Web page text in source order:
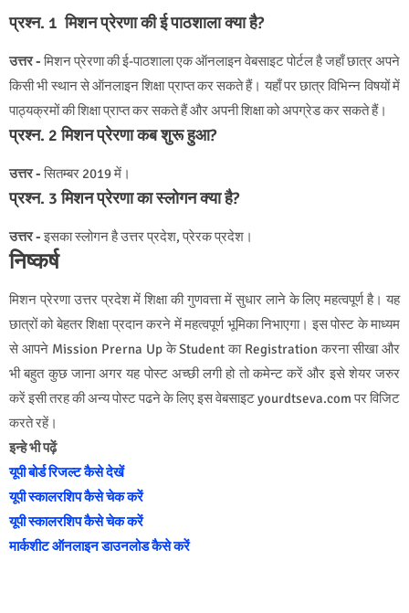
प्रश्न. 1 मिशन प्रेरणा की ई पाठशाला क्या है?
उत्तर -मिशन प्रेरणा की ई-पाठशाला एक ऑनलाइन वेबसाइट पोर्टल है जहाँ छात्र अपने
किसी भी स्थान से ऑनलाइन शिक्षा प्राप्त कर सकते हैं। यहाँ पर छात्र विभिन्न विषयों में
पाठ्यक्रमों की शिक्षा प्राप्त कर सकते हैं और अपनी शिक्षा को अपग्रेड कर सकते हैं।
प्रश्न. 2 मिशन प्रेरणा कब शुरू हुआ?
उत्तर -सितम्बर 2019 में ।
प्रश्न. 3 मिशन प्रेरणा का स्लोगन क्या है?
उत्तर -इसकास्लोगन हैउत्तर प्रदेश, प्रेरक प्रदेश ।
निष्कर्ष
मिशन प्रेरणा उत्तर प्रदेश में शिक्षा की गुणवत्ता में सुधार लाने के लिए महत्वपूर्ण है। यह
छात्रों को बेहतर शिक्षा प्रदान करने में महत्वपूर्ण भूमिका निभाएगा। इस पोस्ट के माध्यम
से आपने Mission Prerna Up के Student का Registration करना सीखा और
भी बहुत कुछ जाना अगर यह पोस्ट अच्छी लगी हो तो कमेन्ट करें और इसे शेयर जरुर
करें इसी तरह की अन्य पोस्ट पढने के लिए इस वेबसाइट yourdtseva.com पर विजिट
करते रहें।
इन्हे भी पढ़ें
यूपी बोर्ड रिजल्ट कैसे देखें
यूपी स्कालरशिप कैसे चेक करें
यूपी स्कालरशिप कैसे चेक करें
मार्कशीट ऑनलाइन डाउनलोड कैसे करें